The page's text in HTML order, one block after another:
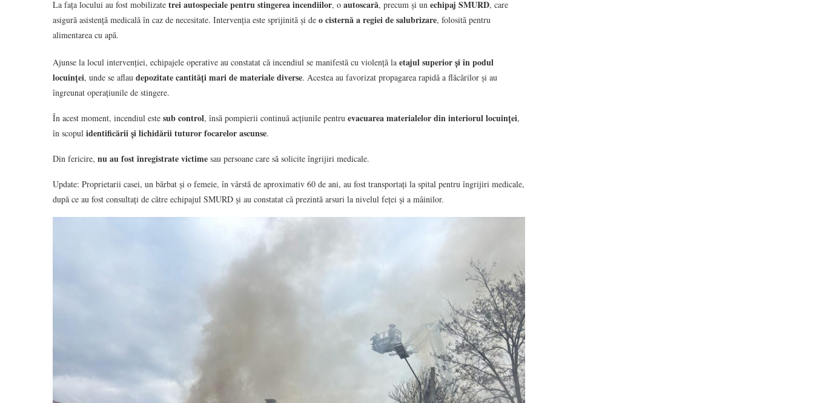
La fața locului au fost mobilizate trei autospeciale pentru stingerea incendiilor, o autoscară, precum și un echipaj SMURD, care
asigură asistență medicală în caz de necesitate. Intervenția este sprijinită și de o cisternă a regiei de salubrizare, folosită pentru
alimentarea cu apă.
Ajunse la locul intervenției, echipajele operative au constatat că incendiul se manifestă cu violență la etajul superior și în podul
locuinței, unde se aflau depozitate cantități mari de materiale diverse. Acestea au favorizat propagarea rapidă a flăcărilor și au
îngreunat operațiunile de stingere.
În acest moment, incendiul este sub control, însă pompierii continuă acțiunile pentru evacuarea materialelor din interiorul locuinței,
în scopul identificării și lichidării tuturor focarelor ascunse.
Din fericire, nu au fost înregistrate victime sau persoane care să solicite îngrijiri medicale.
Update: Proprietarii casei, un bărbat și o femeie, în vârstă de aproximativ 60 de ani, au fost transportați la spital pentru îngrijiri medicale,
după ce au fost consultați de către echipajul SMURD și au constatat că prezintă arsuri la nivelul feței și a mâinilor.